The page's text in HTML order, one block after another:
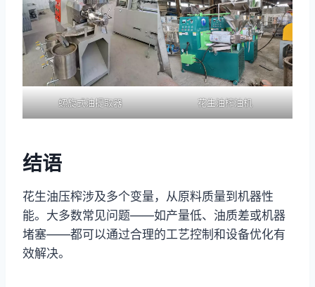
螺旋式油提取器 花生油榨油机
结语
花生油压榨涉及多个变量，从原料质量到机器性
能。大多数常见问题——如产量低、油质差或机器
堵塞——都可以通过合理的工艺控制和设备优化有
效解决。